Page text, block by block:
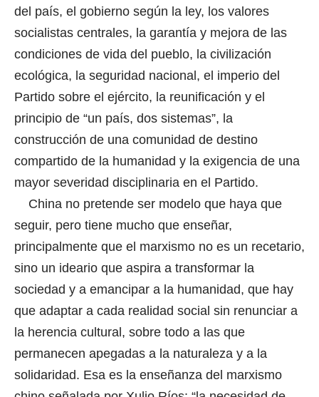
del país, el gobierno según la ley, los valores
socialistas centrales, la garantía y mejora de las
condiciones de vida del pueblo, la civilización
ecológica, la seguridad nacional, el imperio del
Partido sobre el ejército, la reunificación y el
principio de “un país, dos sistemas”, la
construcción de una comunidad de destino
compartido de la humanidad y la exigencia de una
mayor severidad disciplinaria en el Partido.
China no pretende ser modelo que haya que
seguir, pero tiene mucho que enseñar,
principalmente que el marxismo no es un recetario,
sino un ideario que aspira a transformar la
sociedad y a emancipar a la humanidad, que hay
que adaptar a cada realidad social sin renunciar a
la herencia cultural, sobre todo a las que
permanecen apegadas a la naturaleza y a la
solidaridad. Esa es la enseñanza del marxismo